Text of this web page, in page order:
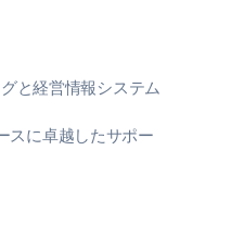
と経営情報システム
スに卓越したサポー